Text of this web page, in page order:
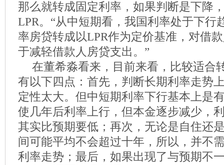
那么就转成固定利率，如果判断是下降
LPR。“从中短期看，我国利率处于下行
率房贷转成以LPR作为定价基准，对借
于减轻借款人房贷支出。”
在董希淼看来，目前来看，比较适合
有以下四点：首先，判断长期利率走势
定性太大。但中短期利率下行基本上是
使几年后利率上行，但本金逐步减少，
其实比预期要低；再次，无论是自住还
间可能平均不会超过十年，所以，并不
利率走势；最后，如果出现了与预期不